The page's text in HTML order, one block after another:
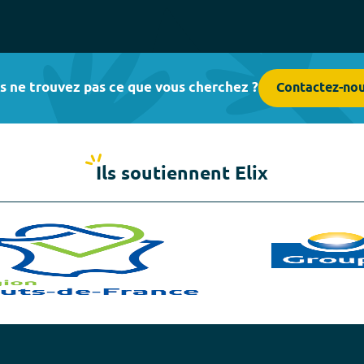
ne trouvez pas ce que vous cherchez ? Contactez-
Ils soutiennent Elix